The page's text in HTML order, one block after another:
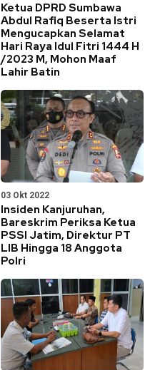
Ketua DPRD Sumbawa
Abdul Rafiq Beserta Istri
Mengucapkan Selamat
Hari Raya Idul Fitri 1444 H
/2023 M, Mohon Maaf
Lahir Batin
03 Okt 2022
Insiden Kanjuruhan,
Bareskrim Periksa Ketua
PSSI Jatim, Direktur PT
LIB Hingga 18 Anggota
Polri